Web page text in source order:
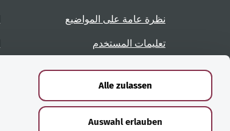
Alle zulassen
Auswahl erlauben
نظرة عامة على المواضيع
تعليمات المستخدم
نظرة عامة على الصفحات
الشهادات